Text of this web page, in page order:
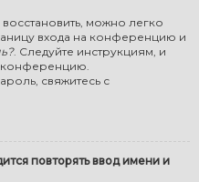
можно легко
входа на конференцию и
. Следуйте инструкциям, и
конференцию.
свяжитесь с
повторять ввод имени и